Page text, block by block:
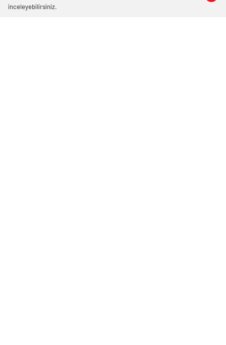
Vegan değildir
inceleyebilirsiniz.